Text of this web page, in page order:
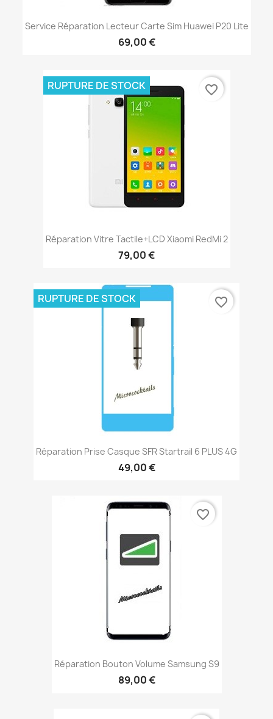
Service Réparation Lecteur Carte Sim Huawei P20 Lite
69,00 €
Réparation Vitre Tactile+LCD Xiaomi RedMi 2
79,00 €
RUPTURE DE STOCK favorite_border
Réparation Prise Casque SFR Startrail 6 PLUS 4G
49,00 €
RUPTURE DE STOCK favorite_border
Réparation Bouton Volume Samsung S9
89,00 €
favorite_border